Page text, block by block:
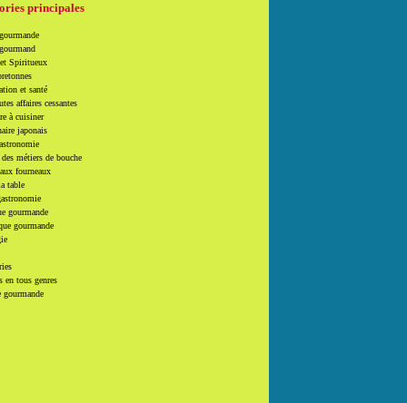
principales
Spiritueux
et santé
affaires cessantes
à cuisiner
japonais
métiers de bouche
fourneaux
table
gourmande
gourmande
en tous genres
gourmande